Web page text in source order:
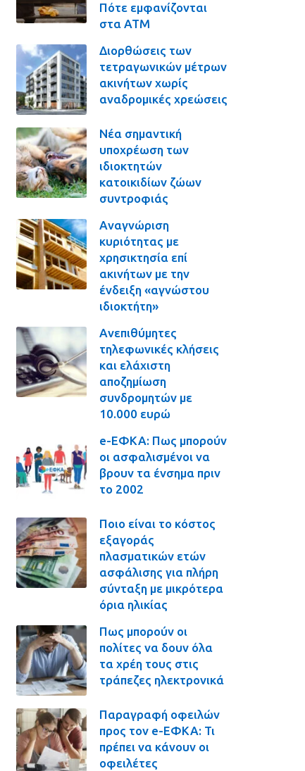
Πότε εμφανίζονται
στα ΑΤΜ
Διορθώσεις των
τετραγωνικών μέτρων
ακινήτων χωρίς
αναδρομικές χρεώσεις
Νέα σημαντική
υποχρέωση των
ιδιοκτητών
κατοικιδίων ζώων
συντροφιάς
Αναγνώριση
κυριότητας με
χρησικτησία επί
ακινήτων με την
ένδειξη «αγνώστου
ιδιοκτήτη»
Ανεπιθύμητες
τηλεφωνικές κλήσεις
και ελάχιστη
αποζημίωση
συνδρομητών με
10.000 ευρώ
e-ΕΦΚΑ: Πως μπορούν
οι ασφαλισμένοι να
βρουν τα ένσημα πριν
το 2002
Ποιο είναι το κόστος
εξαγοράς
πλασματικών ετών
ασφάλισης για πλήρη
σύνταξη με μικρότερα
όρια ηλικίας
Πως μπορούν οι
πολίτες να δουν όλα
τα χρέη τους στις
τράπεζες ηλεκτρονικά
Παραγραφή οφειλών
προς τον e-ΕΦΚΑ: Τι
πρέπει να κάνουν οι
οφειλέτες